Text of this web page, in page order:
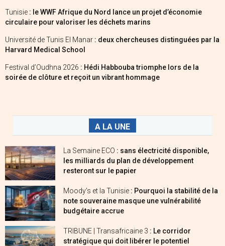
Tunisie : le WWF Afrique du Nord lance un projet d’économie
circulaire pour valoriser les déchets marins
Université de Tunis El Manar : deux chercheuses distinguées par la
Harvard Medical School
Festival d’Oudhna 2026 : Hédi Habbouba triomphe lors de la
soirée de clôture et reçoit un vibrant hommage
A LA UNE
La Semaine ECO : sans électricité disponible,
les milliards du plan de développement
resteront sur le papier
Moody’s et la Tunisie : Pourquoi la stabilité de la
note souveraine masque une vulnérabilité
budgétaire accrue
TRIBUNE | Transafricaine 3 : Le corridor
stratégique qui doit libérer le potentiel